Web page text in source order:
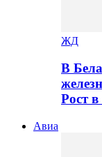
ЖД
В
Рост
Авиа